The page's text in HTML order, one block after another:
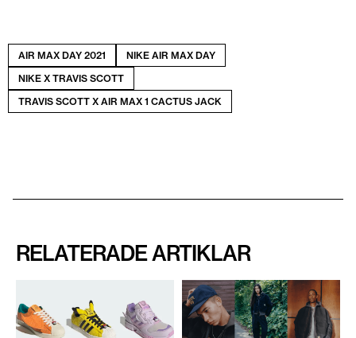
AIR MAX DAY 2021
NIKE AIR MAX DAY
NIKE X TRAVIS SCOTT
TRAVIS SCOTT X AIR MAX 1 CACTUS JACK
RELATERADE ARTIKLAR